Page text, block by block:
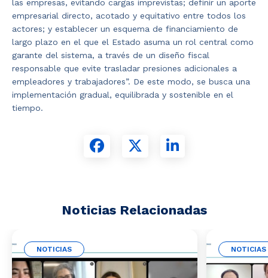
las empresas, evitando cargas imprevistas; definir un aporte
empresarial directo, acotado y equitativo entre todos los
actores; y establecer un esquema de financiamiento de
largo plazo en el que el Estado asuma un rol central como
garante del sistema, a través de un diseño fiscal
responsable que evite trasladar presiones adicionales a
empleadores y trabajadores”. De este modo, se busca una
implementación gradual, equilibrada y sostenible en el
tiempo.
Noticias Relacionadas
NOTICIAS NOTICIAS